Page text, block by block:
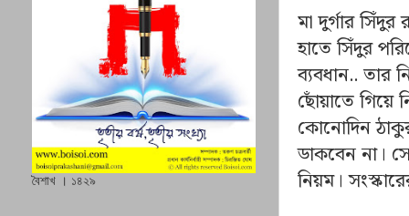
মা দুর্গার
হাতে সিঁদুর
ব্যবধান.. তার
ছোঁয়াতে গিয়ে
কোনোদিন
ডাকবেন না।
নিয়ম।
বৈশাখ । ১৪২৯